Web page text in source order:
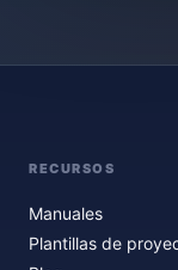
RECURSOS
Manuales
Plantillas de